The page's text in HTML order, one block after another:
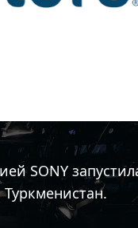
Sony
Туркменистан.